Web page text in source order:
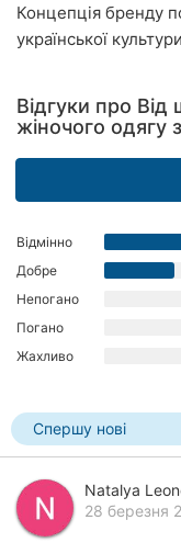
Полтава
Черкаси
Франківськ
Луцьк
Карпати
Концепція бренду
української
Відгуки про
жіночого одягу
Відмінно
Добре
Непогано
Погано
Жахливо
Спершу нові
Natalya
28 березня